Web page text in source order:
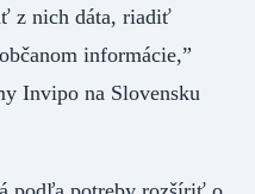
z nich dáta, riadiť
informácie,”
Invipo na Slovensku